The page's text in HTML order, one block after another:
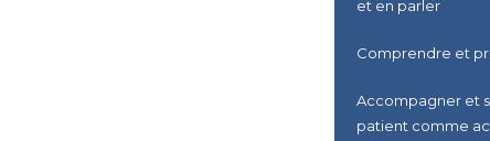
et en parler
Comprendre et
Accompagner et
patient comme